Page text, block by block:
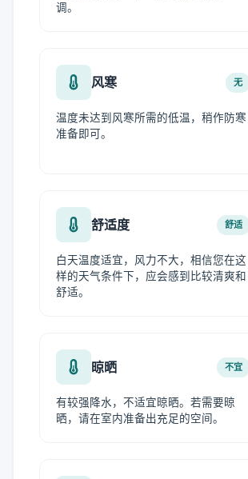
调。
风寒 无
温度未达到风寒所需的低温，稍作防寒
准备即可。
舒适度 舒适
白天温度适宜，风力不大，相信您在这
样的天气条件下，应会感到比较清爽和
舒适。
晾晒 不宜
有较强降水，不适宜晾晒。若需要晾
晒，请在室内准备出充足的空间。